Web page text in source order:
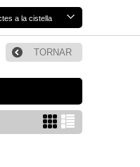
a la cistella
TORNAR